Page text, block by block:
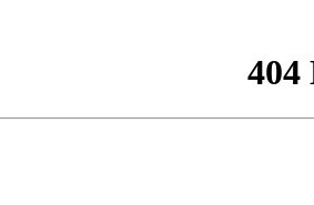
404